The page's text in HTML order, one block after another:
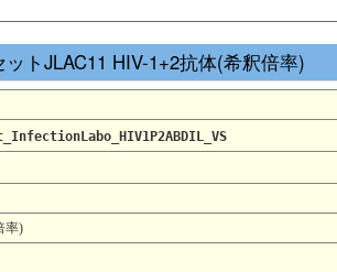
トJLAC11 HIV-1+2抗体(希釈倍率)
率)